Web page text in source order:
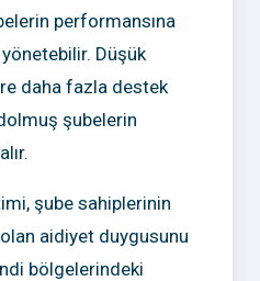
performansına
Düşük
daha fazla destek
şubelerin
şube sahiplerinin
aidiyet duygusunu
bölgelerindeki